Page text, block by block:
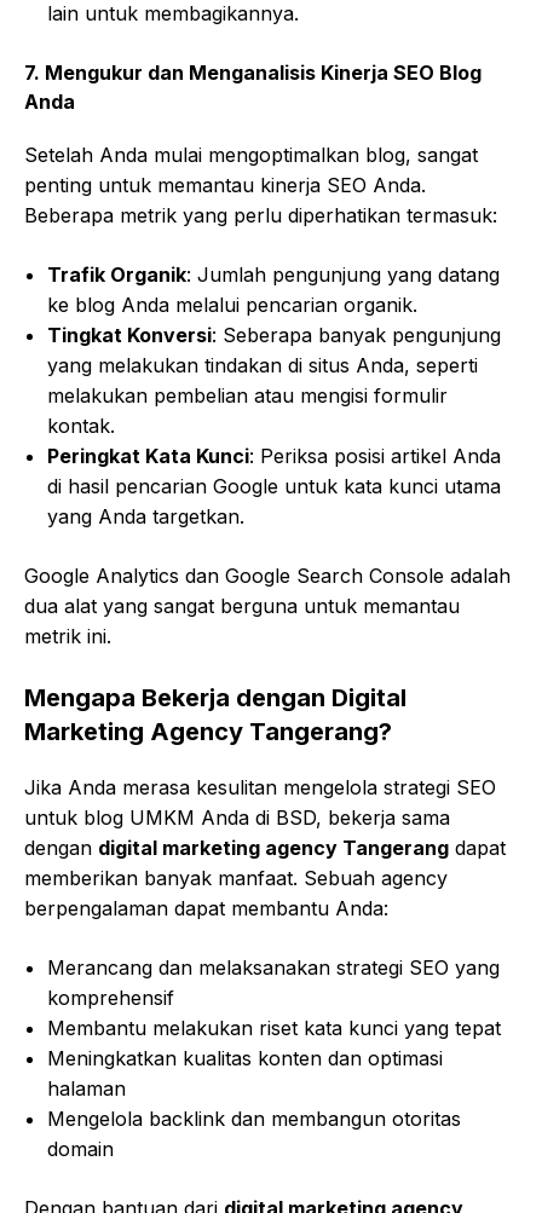
lain untuk membagikannya.
7. Mengukur dan Menganalisis Kinerja SEO Blog
Anda
Setelah Anda mulai mengoptimalkan blog, sangat
penting untuk memantau kinerja SEO Anda.
Beberapa metrik yang perlu diperhatikan termasuk:
Trafik Organik: Jumlah pengunjung yang datang
ke blog Anda melalui pencarian organik.
Tingkat Konversi: Seberapa banyak pengunjung
yang melakukan tindakan di situs Anda, seperti
melakukan pembelian atau mengisi formulir
kontak.
Peringkat Kata Kunci: Periksa posisi artikel Anda
di hasil pencarian Google untuk kata kunci utama
yang Anda targetkan.
Google Analytics dan Google Search Console adalah
dua alat yang sangat berguna untuk memantau
metrik ini.
Mengapa Bekerja dengan Digital
Marketing Agency Tangerang?
Jika Anda merasa kesulitan mengelola strategi SEO
untuk blog UMKM Anda di BSD, bekerja sama
dengan digital marketing agency Tangerang dapat
memberikan banyak manfaat. Sebuah agency
berpengalaman dapat membantu Anda:
Merancang dan melaksanakan strategi SEO yang
komprehensif
Membantu melakukan riset kata kunci yang tepat
Meningkatkan kualitas konten dan optimasi
halaman
Mengelola backlink dan membangun otoritas
domain